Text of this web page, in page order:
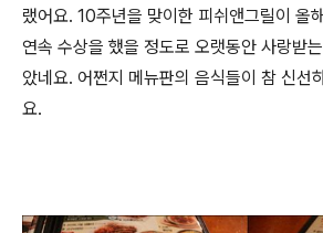
랬어요. 10주년을 맞이한 피쉬앤그릴이 올
연속 수상을 했을 정도로 오랫동안 사랑받
았네요. 어쩐지 메뉴판의 음식들이 참 신선
요.